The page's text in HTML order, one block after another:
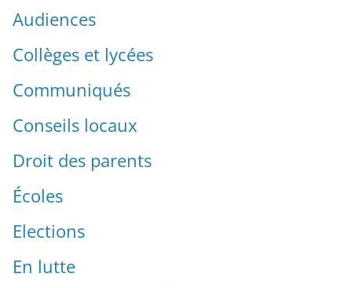
Audiences
Collèges et lycées
Communiqués
Conseils locaux
Droit des parents
Écoles
Elections
En lutte